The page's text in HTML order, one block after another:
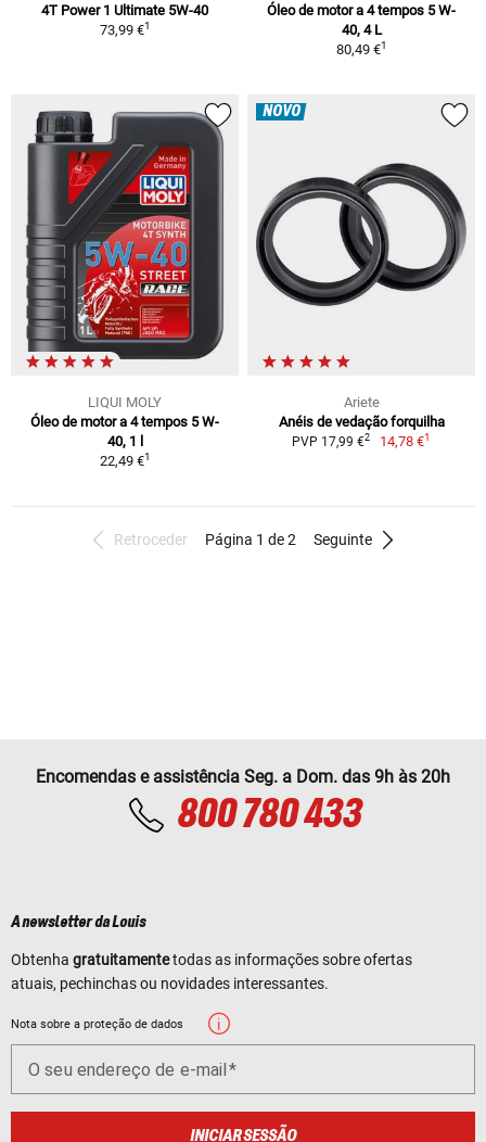
4T Power 1 Ultimate 5W-40
73,99 €1
Óleo de motor a 4 tempos 5 W-
40, 4 L
80,49 €1
LIQUI MOLY
Óleo de motor a 4 tempos 5 W-
40, 1 l
22,49 €1
NOVO
Ariete
Anéis de vedação forquilha
PVP 17,99 €2 14,78 €1
Retroceder Página 1 de 2 Seguinte
Encomendas e assistência Seg. a Dom. das 9h às 20h
800 780 433
A newsletter da Louis
Obtenha gratuitamentetodas as informações sobre ofertas
atuais, pechinchas ou novidades interessantes.
Nota sobre a proteção de dados
O seu endereço de e-mail
INICIAR SESSÃO